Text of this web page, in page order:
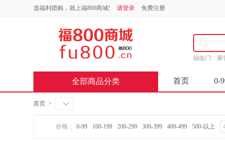
选福利团购，就上福800商城! 请登录 免费注册
福临门 家
全部商品分类 首页 0-
首页 >
价格： 0-99 100-199 200-299 300-399 400-499 500-以上